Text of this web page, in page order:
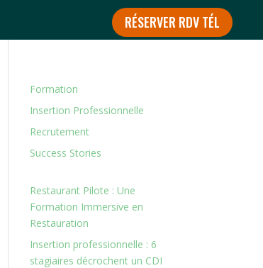
RÉSERVER RDV TÉL
Formation
Insertion Professionnelle
Recrutement
Success Stories
Restaurant Pilote : Une
Formation Immersive en
Restauration
Insertion professionnelle : 6
stagiaires décrochent un CDI